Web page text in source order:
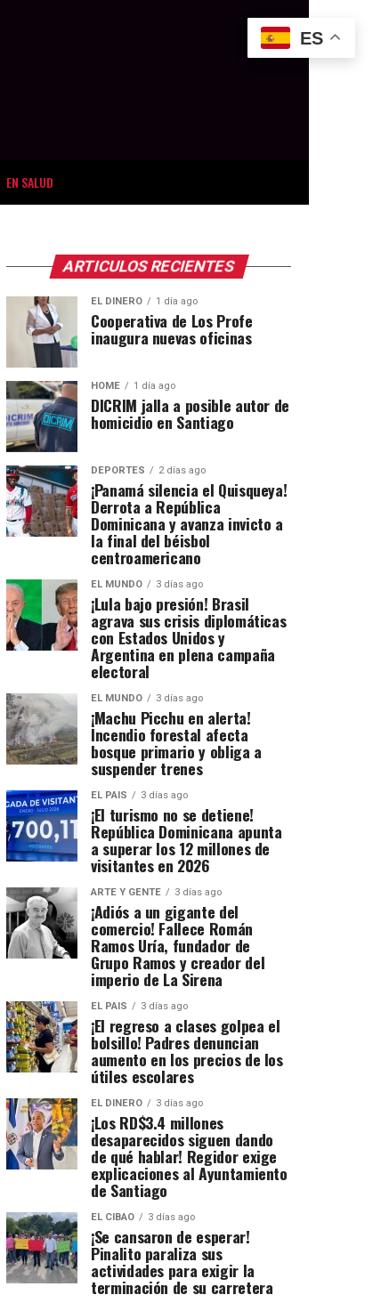
EN SALUD
ARTICULOS RECIENTES
EL DINERO 1 día ago
Cooperativa de Los Profe
inaugura nuevas oficinas
HOME 1 día ago
DICRIM jalla a posible autor de
homicidio en Santiago
DEPORTES 2 días ago
¡Panamá silencia el Quisqueya!
Derrota a República
Dominicana y avanza invicto a
la final del béisbol
centroamericano
EL MUNDO 3 días ago
¡Lula bajo presión! Brasil
agrava sus crisis diplomáticas
con Estados Unidos y
Argentina en plena campaña
electoral
EL MUNDO 3 días ago
¡Machu Picchu en alerta!
Incendio forestal afecta
bosque primario y obliga a
suspender trenes
EL PAIS 3 días ago
¡El turismo no se detiene!
República Dominicana apunta
a superar los 12 millones de
visitantes en 2026
ARTE Y GENTE 3 días ago
¡Adiós a un gigante del
comercio! Fallece Román
Ramos Uría, fundador de
Grupo Ramos y creador del
imperio de La Sirena
EL PAIS 3 días ago
¡El regreso a clases golpea el
bolsillo! Padres denuncian
aumento en los precios de los
útiles escolares
EL DINERO 3 días ago
¡Los RD$3.4 millones
desaparecidos siguen dando
de qué hablar! Regidor exige
explicaciones al Ayuntamiento
de Santiago
EL CIBAO 3 días ago
¡Se cansaron de esperar!
Pinalito paraliza sus
actividades para exigir la
terminación de su carretera
ES